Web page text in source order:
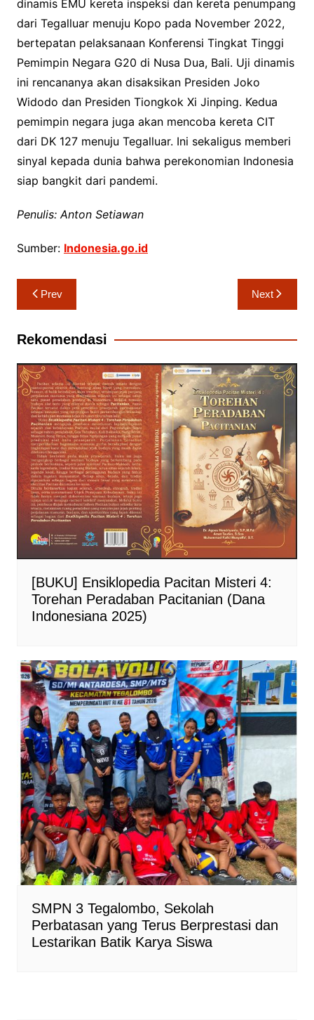
dinamis EMU kereta inspeksi dan kereta penumpang
dari Tegalluar menuju Kopo pada November 2022,
bertepatan pelaksanaan Konferensi Tingkat Tinggi
Pemimpin Negara G20 di Nusa Dua, Bali. Uji dinamis
ini rencananya akan disaksikan Presiden Joko
Widodo dan Presiden Tiongkok Xi Jinping. Kedua
pemimpin negara juga akan mencoba kereta CIT
dari DK 127 menuju Tegalluar. Ini sekaligus memberi
sinyal kepada dunia bahwa perekonomian Indonesia
siap bangkit dari pandemi.
Penulis: Anton Setiawan
Sumber: Indonesia.go.id
Navigasi
pos
Prev Next
Rekomendasi
[BUKU] Ensiklopedia Pacitan Misteri 4:
Torehan Peradaban Pacitanian (Dana
Indonesiana 2025)
SMPN 3 Tegalombo, Sekolah
Perbatasan yang Terus Berprestasi dan
Lestarikan Batik Karya Siswa